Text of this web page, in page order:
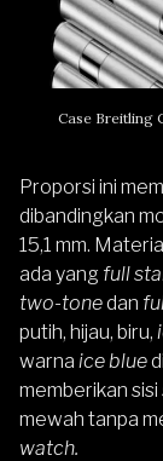
Case Breitling
Proporsi ini
dibandingkan
15,1 mm.
ada yang full
two-tonedan
putih, hijau, biru,
warna ice blue
memberikan sisi
mewah tanpa
watch.